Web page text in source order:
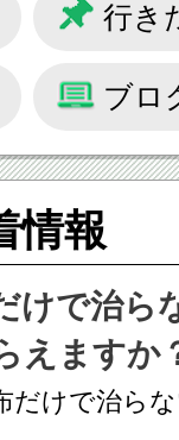
行き
ブロ
情報
けで治ら
えますか
だけで治ら